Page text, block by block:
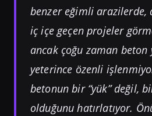
benzer eğimli arazilerde,
iç içe geçen projeler
ancak çoğu zaman beton
yeterince özenli
betonun bir “yük” değil,
olduğunu hatırlatıyor.